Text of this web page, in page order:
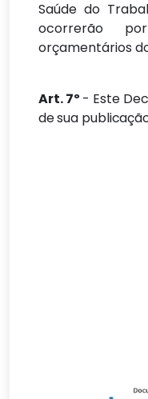
Saúde do
ocorrerão
orçamentários
Art.7º - Este
desua